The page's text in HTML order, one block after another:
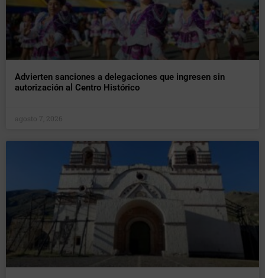
Advierten sanciones a delegaciones que ingresen sin
autorización al Centro Histórico
agosto 7, 2026